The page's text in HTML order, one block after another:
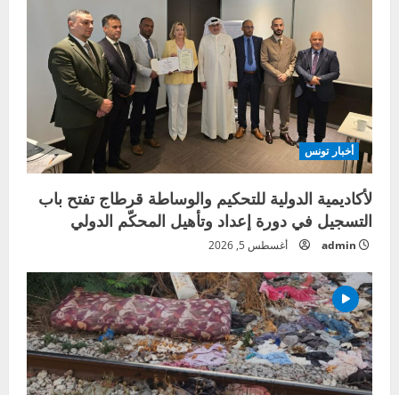
أخبار تونس
لأكاديمية الدولية للتحكيم والوساطة قرطاج تفتح باب
التسجيل في دورة إعداد وتأهيل المحكّم الدولي
admin أغسطس 5, 2026